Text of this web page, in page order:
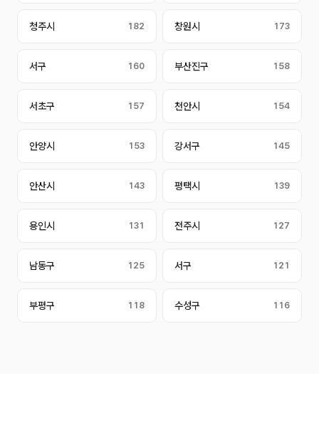
청주시 182 창원시 173
서구 160 부산진구 158
서초구 157 천안시 154
안양시 153 강서구 145
안산시 143 평택시 139
용인시 131 전주시 127
남동구 125 서구 121
부평구 118 수성구 116